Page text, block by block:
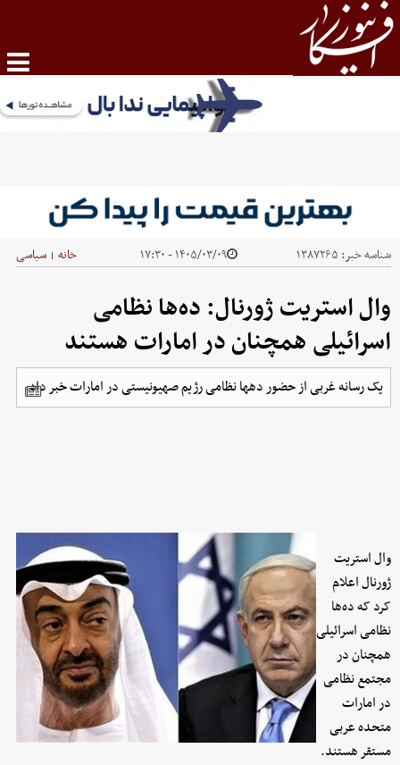
شناسه خبر: ۱۳۸۷۲۶۵ ۱۴۰۵/۰۳/۰۹ - ۱۷:۳۰ خانه | سیاسی
وال استریت ژورنال: ده‌ها نظامی
اسرائیلی همچنان در امارات هستند
یک رسانه غربی از حضور دهها نظامی رژیم صهیونیستی در امارات خبر داد.
وال استریت
ژورنال اعلام
کرد که ده‌ها
نظامی اسرائیلی
همچنان در
مجتمع نظامی
در امارات
متحده عربی
مستقر هستند.